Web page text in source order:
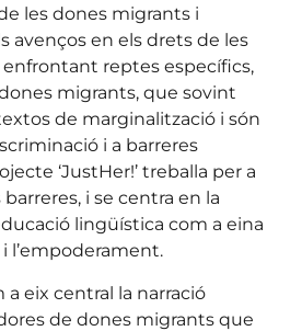
les dones migrants i
avenços en els drets de les
reptes específics,
migrants, que sovint
de marginalització i són
i a barreres
‘JustHer!’ treballa per a
i se centra en la
lingüística com a eina
l’empoderament.
eix central la narració
de dones migrants que